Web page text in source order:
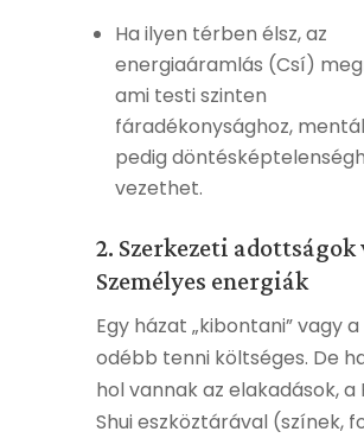
Ha ilyen térben élsz, az
energiaáramlás (Csí)
ami testi szinten
fáradékonysághoz,
pedig
vezethet.
2. Szerkezeti adottságok
Személyes energiák
Egy házat „kibontani” vagy
odébb tenni költséges. De
hol vannak az elakadások, a
Shui eszköztárával (színek,